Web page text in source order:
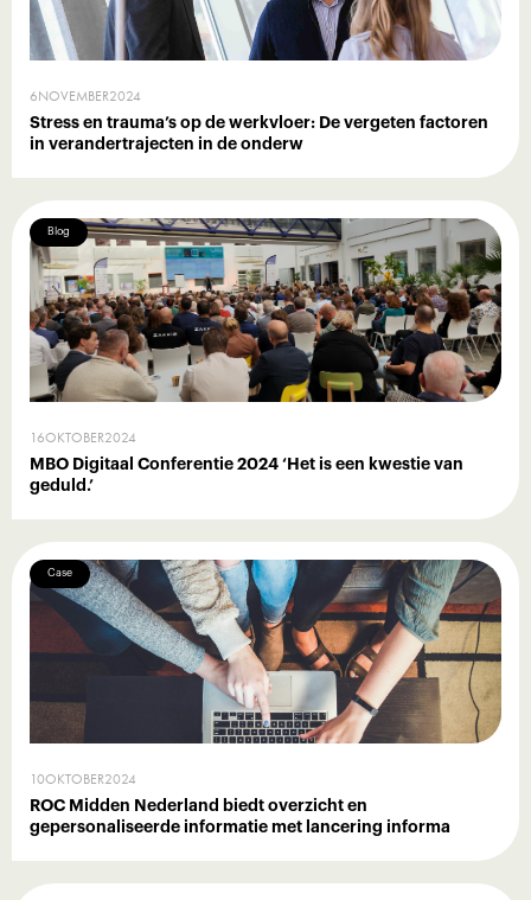
6NOVEMBER2024
Stress en trauma’s op de werkvloer: De vergeten factoren
in verandertrajecten in de onderw
Blog
16OKTOBER2024
MBO Digitaal Conferentie 2024 ‘Het is een kwestie van
geduld.’
Case
10OKTOBER2024
ROC Midden Nederland biedt overzicht en
gepersonaliseerde informatie met lancering informa